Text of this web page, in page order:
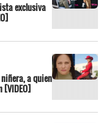
exclusiva
a quien
[VIDEO]